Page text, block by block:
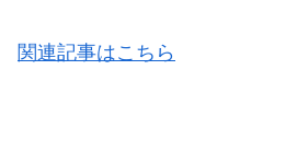
関連記事はこちら